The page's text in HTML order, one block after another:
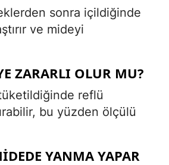
sonra içildiğinde
ve mideyi
ZARARLI OLUR MU?
reflü
bu yüzden ölçülü
YANMA YAPAR